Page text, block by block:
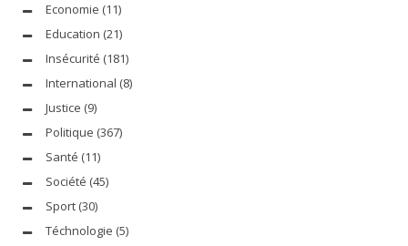
Economie (11)
Education (21)
Insécurité (181)
International (8)
Justice (9)
Politique (367)
Santé (11)
Société (45)
Sport (30)
Téchnologie (5)